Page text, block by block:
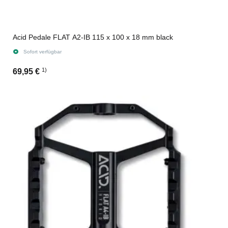
Acid Pedale FLAT A2-IB 115 x 100 x 18 mm black
Sofort verfügbar
69,95 € 1)